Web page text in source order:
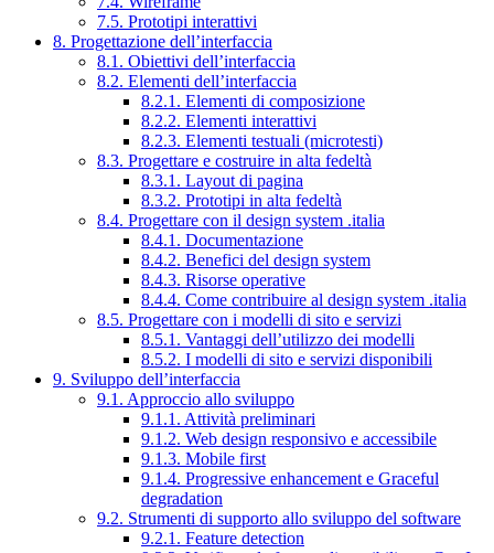
7.5. Prototipi interattivi
8. Progettazione dell’interfaccia
8.1. Obiettivi dell’interfaccia
8.2. Elementi dell’interfaccia
8.2.1. Elementi di composizione
8.2.2. Elementi interattivi
8.2.3. Elementi testuali (microtesti)
8.3. Progettare e costruire in alta fedeltà
8.3.1. Layout di pagina
8.3.2. Prototipi in alta fedeltà
8.4. Progettare con il design system .italia
8.4.1. Documentazione
8.4.2. Benefici del design system
8.4.3. Risorse operative
8.4.4. Come contribuire al design system .italia
8.5. Progettare con i modelli di sito e servizi
8.5.1. Vantaggi dell’utilizzo dei modelli
8.5.2. I modelli di sito e servizi disponibili
9. Sviluppo dell’interfaccia
9.1. Approccio allo sviluppo
9.1.1. Attività preliminari
9.1.2. Web design responsivo e accessibile
9.1.3. Mobile first
9.1.4. Progressive enhancement e Graceful
degradation
9.2. Strumenti di supporto allo sviluppo del software
9.2.1. Feature detection